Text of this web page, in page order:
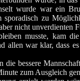
wurde war ein
sporadisch zu
nicht unverdienten
musste, kam
allen war klar, dass
bessere
zum Ausgleich